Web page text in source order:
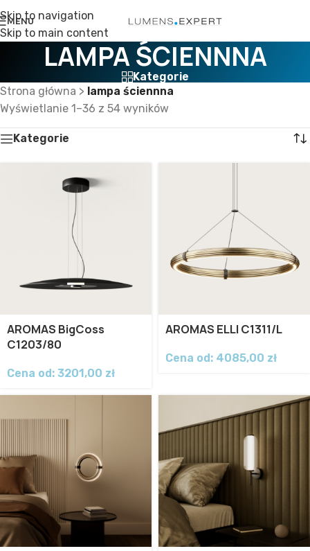
Skip to navigation
Skip to main content
MENU
LAMPA ŚCIENNNA
Kategorie
Strona główna > lampa ściennna
Wyświetlanie 1–36 z 54 wyników
Kategorie
AROMAS BigCoss
C1203/80
Cena od: 3201,00 zł
AROMAS ELLI C1311/L
Cena od: 4085,00 zł